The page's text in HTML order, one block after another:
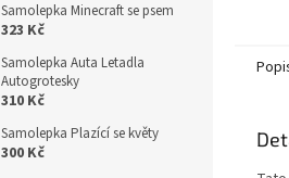
Samolepka Minecraft se psem
323 Kč
Samolepka Auta Letadla
Autogrotesky
310 Kč
Samolepka Plazící se květy
300 Kč